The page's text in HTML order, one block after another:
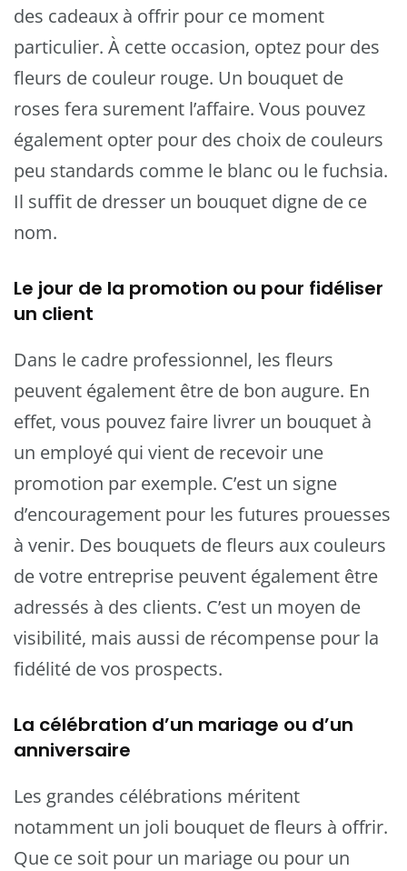
des cadeaux à offrir pour ce moment
particulier. À cette occasion, optez pour des
fleurs de couleur rouge. Un bouquet de
roses fera surement l’affaire. Vous pouvez
également opter pour des choix de couleurs
peu standards comme le blanc ou le fuchsia.
Il suffit de dresser un bouquet digne de ce
nom.
Le jour de la promotion ou pour fidéliser
un client
Dans le cadre professionnel, les fleurs
peuvent également être de bon augure. En
effet, vous pouvez faire livrer un bouquet à
un employé qui vient de recevoir une
promotion par exemple. C’est un signe
d’encouragement pour les futures prouesses
à venir. Des bouquets de fleurs aux couleurs
de votre entreprise peuvent également être
adressés à des clients. C’est un moyen de
visibilité, mais aussi de récompense pour la
fidélité de vos prospects.
La célébration d’un mariage ou d’un
anniversaire
Les grandes célébrations méritent
notamment un joli bouquet de fleurs à offrir.
Que ce soit pour un mariage ou pour un